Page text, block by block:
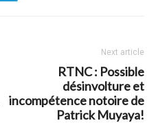
Next article
RTNC : Possible
désinvolture et
incompétence notoire de
Patrick Muyaya!